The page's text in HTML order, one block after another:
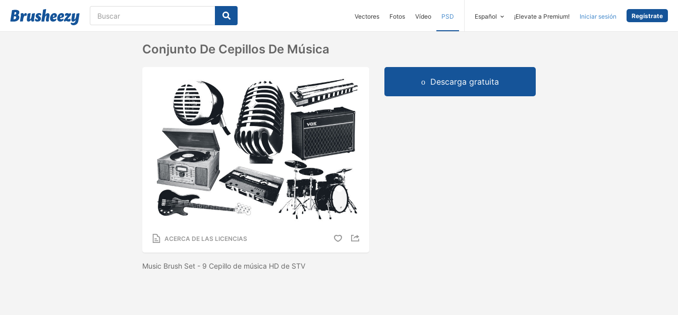
Vectores Fotos Vídeo PSD Español ¡Elevate a Premium! Iniciar sesión Regístrate
Conjunto De Cepillos De Música
ACERCA DE LAS LICENCIAS
Music Brush Set - 9 Cepillo de música HD de STV
Descarga gratuita